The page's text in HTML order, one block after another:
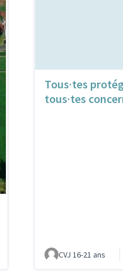
Tous·tes
tous·tes
CVJ 16-21 ans